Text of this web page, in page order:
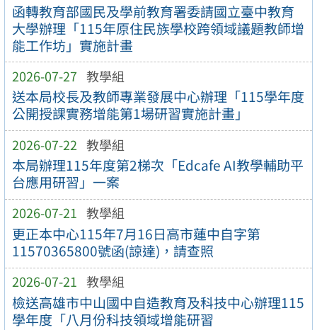
函轉教育部國民及學前教育署委請國立臺中教育
大學辦理「115年原住民族學校跨領域議題教師增
能工作坊」實施計畫
2026-07-27 教學組
送本局校長及教師專業發展中心辦理「115學年度
公開授課實務增能第1場研習實施計畫」
2026-07-22 教學組
本局辦理115年度第2梯次「Edcafe AI教學輔助平
台應用研習」一案
2026-07-21 教學組
更正本中心115年7月16日高市蓮中自字第
11570365800號函(諒達)，請查照
2026-07-21 教學組
檢送高雄市中山國中自造教育及科技中心辦理115
學年度「八月份科技領域增能研習